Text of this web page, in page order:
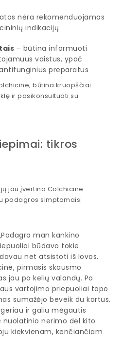
nėra rekomenduojamas
indikacijų
– būtina informuoti
vaistus, ypač
preparatus
būtina kruopščiai
ir pasikonsultuoti su
tikros
jau įvertino Colchicine
podagros simptomais:
man kankino
būdavo tokie
net atsistoti iš lovos.
pirmasis skausmo
jau po kelių valandų. Po
vartojimo priepuoliai tapo
sumažėjo beveik du kartus.
ir galiu mėgautis
nerimo dėl kito
kiekvienam, kenčiančiam